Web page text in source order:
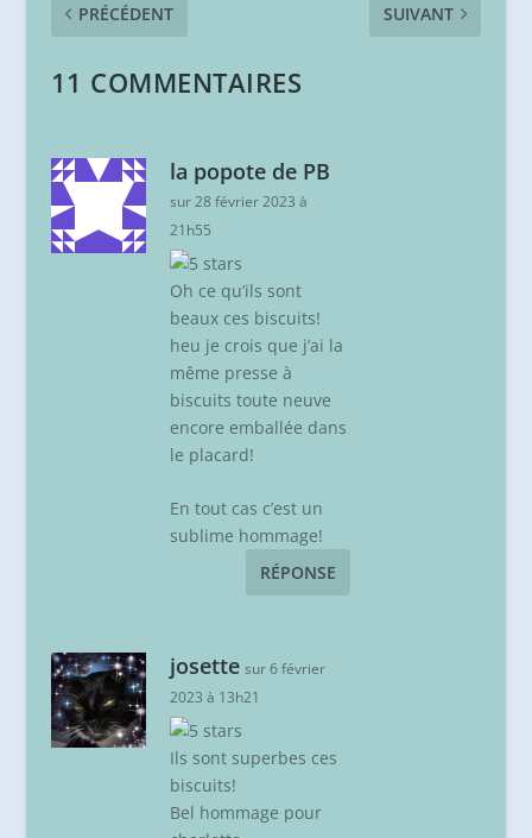
PRÉCÉDENT
SUIVANT
11 COMMENTAIRES
la popote de PB
sur 28 février 2023 à
21h55
Oh ce qu’ils sont
beaux ces biscuits!
heu je crois que j’ai la
même presse à
biscuits toute neuve
encore emballée dans
le placard!
En tout cas c’est un
sublime hommage!
RÉPONSE
josette sur 6 février
2023 à 13h21
Ils sont superbes ces
biscuits!
Bel hommage pour